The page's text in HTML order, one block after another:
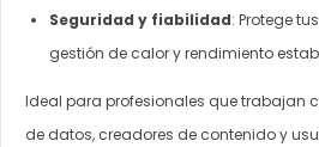
Seguridad y fiabilidad: Protege
gestión de calor y rendimiento
Ideal para profesionales que trabajan
de datos, creadores de contenido y